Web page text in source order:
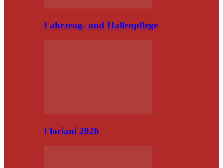
Fahrzeug- und Hallenpflege
Floriani 2026